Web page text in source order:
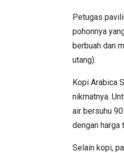
Petugas
pohonnya
berbuah dan
utang).
Kopi Arabica
nikmatnya.
air bersuhu
dengan harga
Selain kopi,